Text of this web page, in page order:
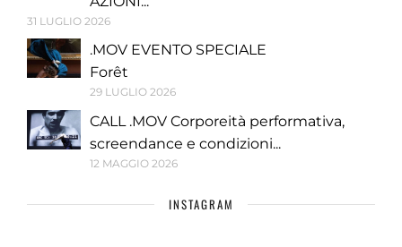
31 LUGLIO 2026
.MOV EVENTO SPECIALE
Forêt
29 LUGLIO 2026
CALL .MOV Corporeità performativa,
screendance e condizioni...
12 MAGGIO 2026
INSTAGRAM